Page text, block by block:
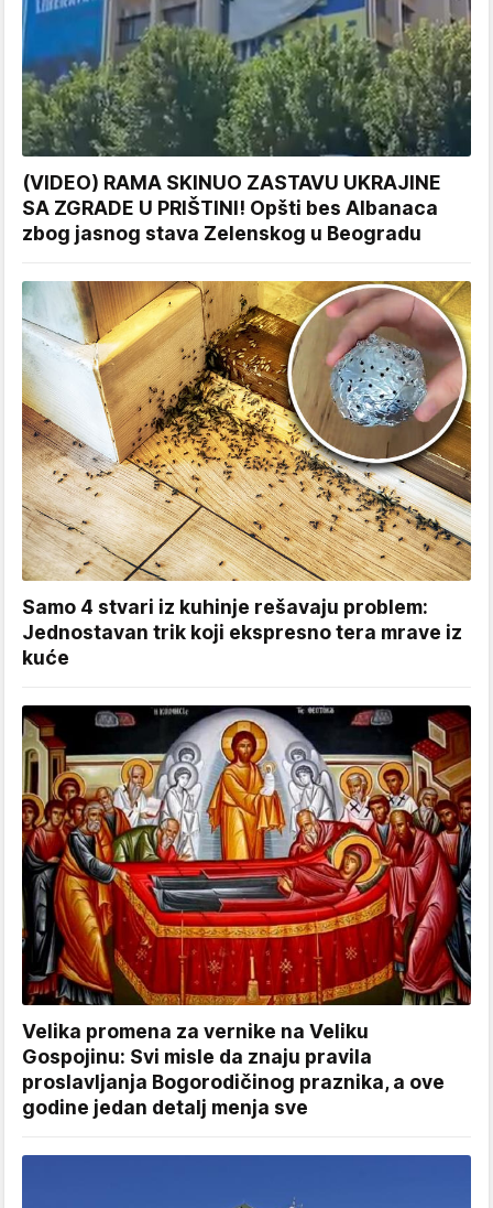
(VIDEO) RAMA SKINUO ZASTAVU UKRAJINE
SA ZGRADE U PRIŠTINI! Opšti bes Albanaca
zbog jasnog stava Zelenskog u Beogradu
Samo 4 stvari iz kuhinje rešavaju problem:
Jednostavan trik koji ekspresno tera mrave iz
kuće
Velika promena za vernike na Veliku
Gospojinu: Svi misle da znaju pravila
proslavljanja Bogorodičinog praznika, a ove
godine jedan detalj menja sve